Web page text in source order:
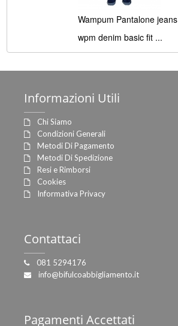
Wampum Pantalone jeans
wpm denim basic fit ...
Informazioni Utili
Chi Siamo
Condizioni Generali
Metodi Di Pagamento
Metodi Di Spedizione
Resi e Rimborsi
Cookies
Informativa Privacy
Contattaci
081 5294176
info@bifulcoabbigliamento.it
Pagamenti Accettati